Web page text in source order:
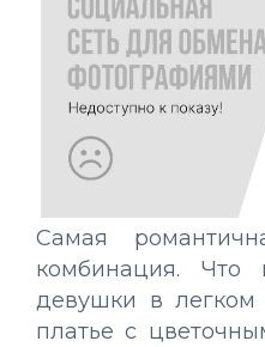
Самая
комбинация.
девушки в легком
платье с